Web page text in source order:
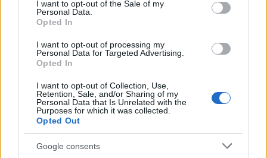
I want to opt-out of the Sale of my
Personal Data.
Opted In
I want to opt-out of processing my
Personal Data for Targeted Advertising.
Opted In
I want to opt-out of Collection, Use,
Retention, Sale, and/or Sharing of my
Personal Data that Is Unrelated with the
Purposes for which it was collected.
Opted Out
Google consents
άμεσης αντικατάστασης!
κατευθυνθεί με την κάρτα ID του προς το μηχάνημα
και να προμηθευτεί αυτό που χρειάζεται κάθε φορά.
Το μηχάνημα κρατάει αρχείο σχετικά με το ποιος
πήρε τι, ενώ παρέχει ειδοποιήσεις όποτε κάποιο
προϊόν τείνει να εκλείψει.
Εκτιμάται, μάλιστα, ότι τα συγκεκριμένα